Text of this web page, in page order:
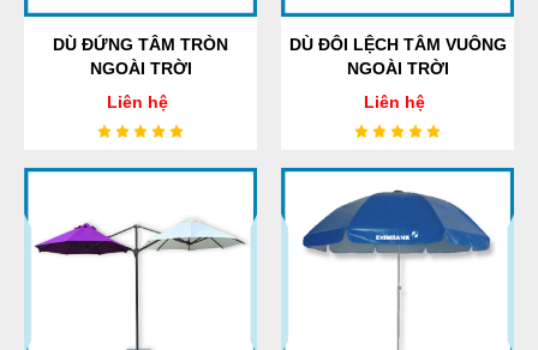
DÙ ĐỨNG TÂM TRÒN
NGOÀI TRỜI
Liên hệ
DÙ ĐÔI LỆCH TÂM VUÔNG
NGOÀI TRỜI
Liên hệ